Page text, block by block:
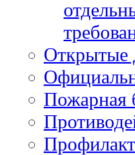
Открытые
Пожарная